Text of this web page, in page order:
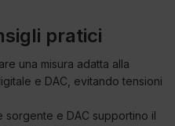
pratici
una misura adatta alla
e DAC, evitando tensioni
sorgente e DAC supportino il